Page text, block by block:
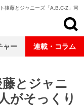
藤とジャニーズ「A.B.C-Z」河
とジャニ
がそっくり
ャー 連載・コラム